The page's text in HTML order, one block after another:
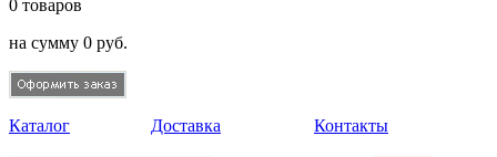
0 товаров
на сумму 0 руб.
Каталог Доставка Контакты